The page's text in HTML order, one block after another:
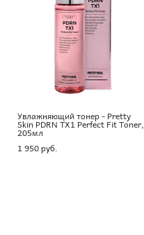
Увлажняющий тонер - Pretty
Skin PDRN TX1 Perfect Fit Toner,
205мл
1 950 pуб.